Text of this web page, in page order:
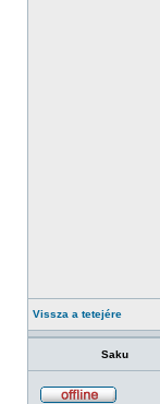
Vissza a tetejére
Saku